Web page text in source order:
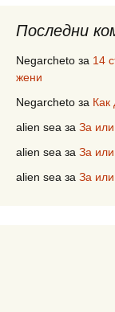
Последни
Negarcheto за 14
жени
Negarcheto за Как
alien sea за За или
alien sea за За или
alien sea за За или